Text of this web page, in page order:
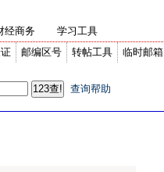
邮编区号 转帖工具 临时邮箱
经商务 学习工具
查询帮助